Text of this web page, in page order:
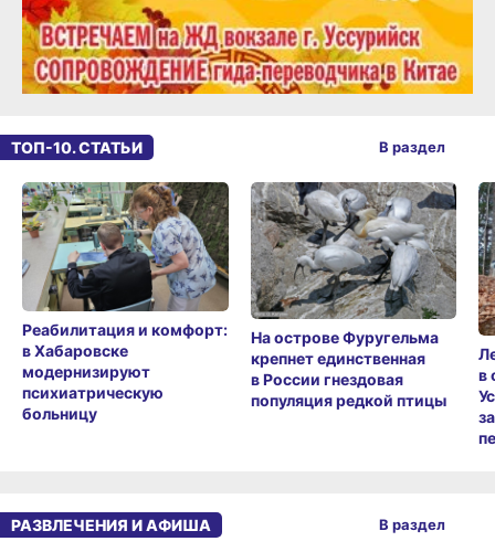
ТОП-10. СТАТЬИ
Реабилитация и комфорт:
в Хабаровске
модернизируют
психиатрическую
больницу
На острове Фуругельма
крепнет единственная
в России гнездовая
популяция редкой птицы
в
В раздел
РАЗВЛЕЧЕНИЯ И АФИША В раздел